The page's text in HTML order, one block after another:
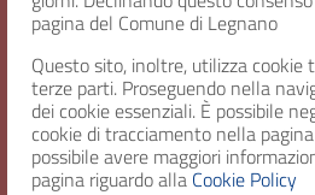
pagina del Comune di Legnano
Questo sito, inoltre, utilizza cookie
terze parti. Proseguendo nella
dei cookie essenziali. È possibile
cookie di tracciamento nella
possibile avere maggiori
pagina riguardo alla Cookie Policy
VI.3 - Feste
Legnano
Estr.
Segnatura: c.